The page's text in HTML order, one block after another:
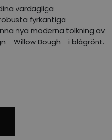
vardagliga
fyrkantiga
nya moderna tolkning av
- Willow Bough - i blågrönt.